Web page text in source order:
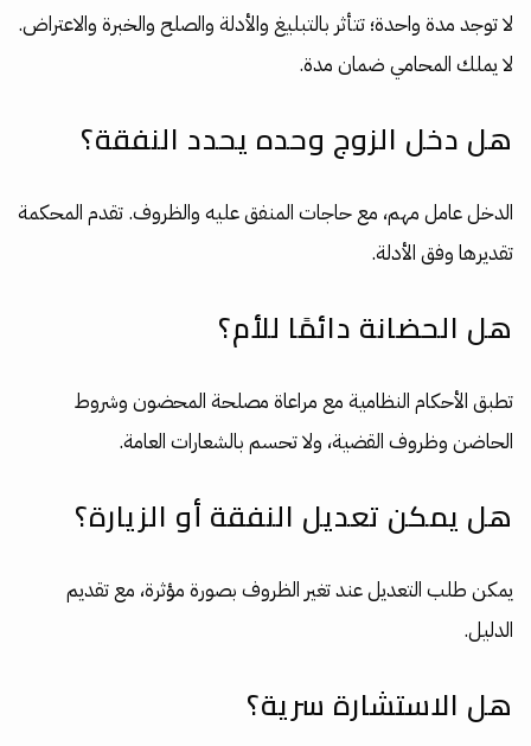
لا توجد مدة واحدة؛ تتأثر بالتبليغ والأدلة والصلح والخبرة والاعتراض.
لا يملك المحامي ضمان مدة.
هل دخل الزوج وحده يحدد النفقة؟
الدخل عامل مهم، مع حاجات المنفق عليه والظروف. تقدم المحكمة
تقديرها وفق الأدلة.
هل الحضانة دائمًا للأم؟
تطبق الأحكام النظامية مع مراعاة مصلحة المحضون وشروط
الحاضن وظروف القضية، ولا تحسم بالشعارات العامة.
هل يمكن تعديل النفقة أو الزيارة؟
يمكن طلب التعديل عند تغير الظروف بصورة مؤثرة، مع تقديم
الدليل.
هل الاستشارة سرية؟